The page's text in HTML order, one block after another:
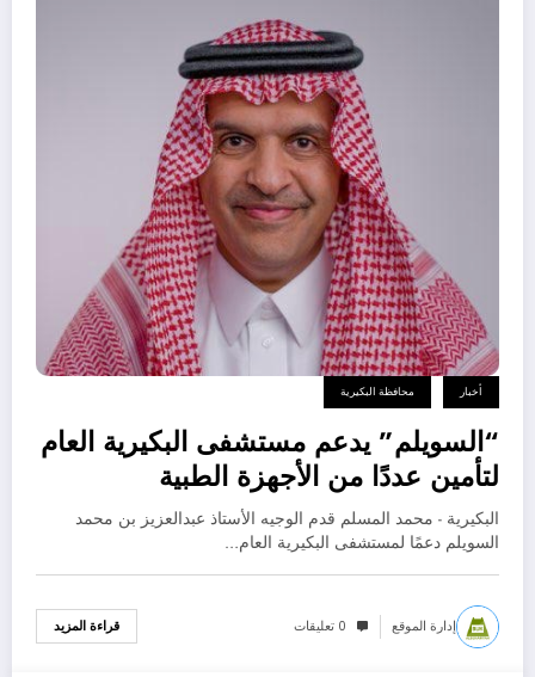
أخبار محافظة البكيرية
“السويلم” يدعم مستشفى البكيرية العام
لتأمين عددًا من الأجهزة الطبية
البكيرية - محمد المسلم قدم الوجيه الأستاذ عبدالعزيز بن محمد
السويلم دعمًا لمستشفى البكيرية العام…
إدارة الموقع 0 تعليقات قراءة المزيد